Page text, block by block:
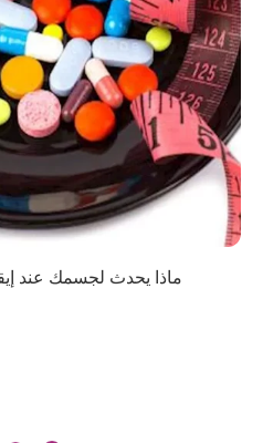
ماذا يحدث لجسمك عند